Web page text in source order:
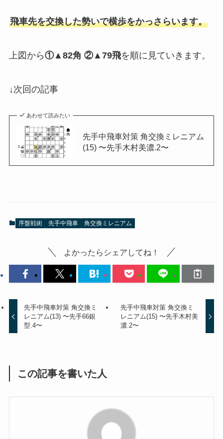
飛車先を交換した勢いで横歩をかっさらいます。
上図から①▲82角 ②▲79飛を順に見ていきます。
↓次回の記事
あわせて読みたい
先手中飛車対策 角交換ミレニアム
(15) 〜先手木村美濃.2〜
序盤戦術 先手中飛車 角交換ミレニアム
よかったらシェアしてね！
先手中飛車対策 角交換ミ
レニアム(13) 〜先手66銀
型.4〜
先手中飛車対策 角交換ミ
レニアム(15) 〜先手木村美
濃.2〜
この記事を書いた人